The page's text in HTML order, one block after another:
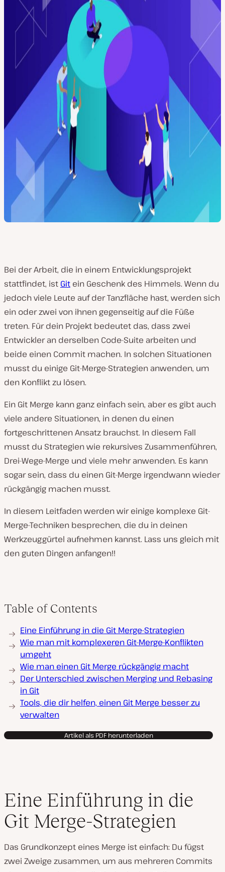
Bei der Arbeit, die in einem Entwicklungsprojekt
stattfindet, ist Git ein Geschenk des Himmels. Wenn du
jedoch viele Leute auf der Tanzfläche hast, werden sich
ein oder zwei von ihnen gegenseitig auf die Füße
treten. Für dein Projekt bedeutet das, dass zwei
Entwickler an derselben Code-Suite arbeiten und
beide einen Commit machen. In solchen Situationen
musst du einige Git-Merge-Strategien anwenden, um
den Konflikt zu lösen.
Ein Git Merge kann ganz einfach sein, aber es gibt auch
viele andere Situationen, in denen du einen
fortgeschrittenen Ansatz brauchst. In diesem Fall
musst du Strategien wie rekursives Zusammenführen,
Drei-Wege-Merge und viele mehr anwenden. Es kann
sogar sein, dass du einen Git-Merge irgendwann wieder
rückgängig machen musst.
In diesem Leitfaden werden wir einige komplexe Git-
Merge-Techniken besprechen, die du in deinen
Werkzeuggürtel aufnehmen kannst. Lass uns gleich mit
den guten Dingen anfangen!!
Table of Contents
Eine Einführung in die Git Merge-Strategien
Wie man mit komplexeren Git-Merge-Konflikten
umgeht
Wie man einen Git Merge rückgängig macht
Der Unterschied zwischen Merging und Rebasing
in Git
Tools, die dir helfen, einen Git Merge besser zu
verwalten
Artikel als PDF herunterladen
Eine Einführung in die
Git Merge-Strategien
Das Grundkonzept eines Merge ist einfach: Du fügst
zwei Zweige zusammen, um aus mehreren Commits